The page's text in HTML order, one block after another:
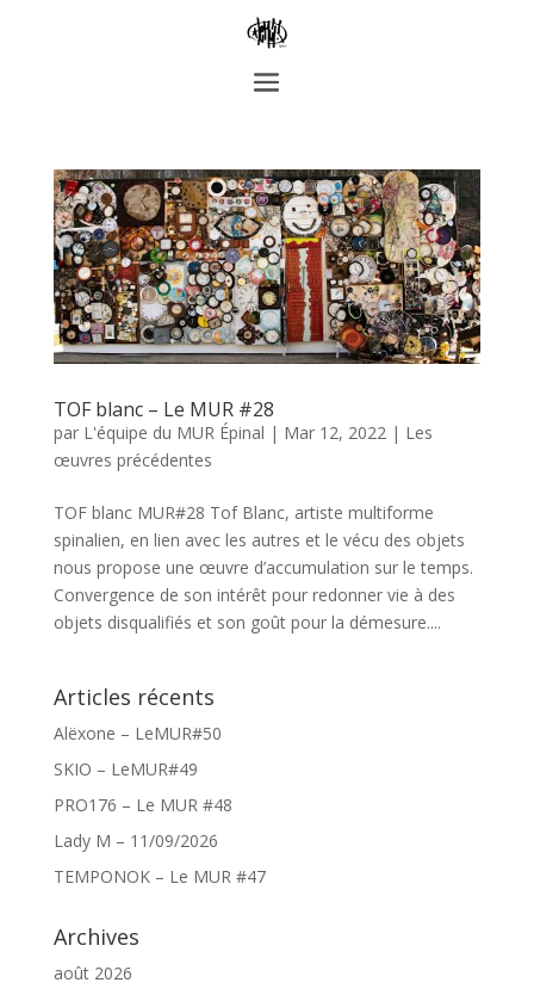
TOF blanc – Le MUR #28
par L'équipe du MUR Épinal | Mar 12, 2022| Les
œuvres précédentes
TOF blanc MUR#28 Tof Blanc, artiste multiforme
spinalien, en lien avec les autres et le vécu des objets
nous propose une œuvre d’accumulation sur le temps.
Convergence de son intérêt pour redonner vie à des
objets disqualifiés et son goût pour la démesure....
Articles récents
Alëxone – LeMUR#50
SKIO – LeMUR#49
PRO176 – Le MUR #48
Lady M – 11/09/2026
TEMPONOK – Le MUR #47
Archives
août 2026